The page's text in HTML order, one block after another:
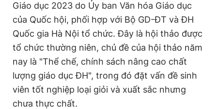
Thông tin tòa soạn Liên hệ quảng cáo
Đọc Thanh Niên trên điện thoại
Giáo dục 2023 do Ủy ban Văn hóa Giáo dục
của Quốc hội, phối hợp với Bộ GD-ĐT và ĐH
Quốc gia Hà Nội tổ chức. Đây là hội thảo được
tổ chức thường niên, chủ đề của hội thảo năm
nay là "Thể chế, chính sách nâng cao chất
lượng giáo dục ĐH", trong đó đặt vấn đề sinh
viên tốt nghiệp loại giỏi và xuất sắc nhưng
chưa thực chất.